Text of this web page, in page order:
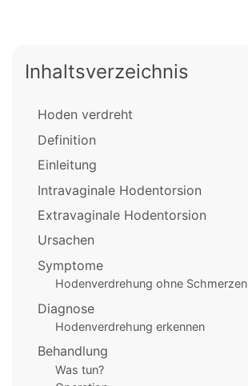
Inhaltsverzeichnis
Hoden verdreht
Definition
Einleitung
Intravaginale Hodentorsion
Extravaginale Hodentorsion
Ursachen
Symptome
Hodenverdrehung ohne Schmerzen
Diagnose
Hodenverdrehung erkennen
Behandlung
Was tun?